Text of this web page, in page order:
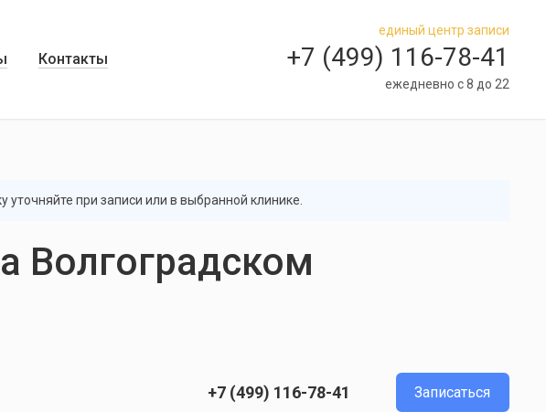
единый центр записи
+7 (499) 116-78-41
ежедневно с 8 до 22
Контакты
при записи или в выбранной клинике.
Волгоградском
+7 (499) 116-78-41 Записаться